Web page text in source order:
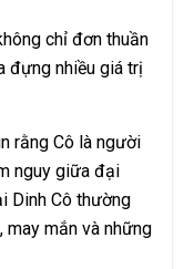
chỉ đơn thuần
đựng nhiều giá trị
rằng Cô là người
nguy giữa đại
Dinh Cô thường
may mắn và những